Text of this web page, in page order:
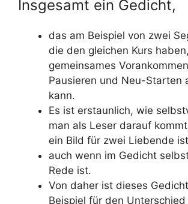
Insgesamt ein Gedicht,
das am Beispiel von zwei
die den gleichen Kurs
gemeinsames
Pausieren und Neu-Starten
kann.
Es ist erstaunlich, wie
man als Leser darauf
ein Bild für zwei Liebende
auch wenn im Gedicht
Rede ist.
Von daher ist dieses
Beispiel für den